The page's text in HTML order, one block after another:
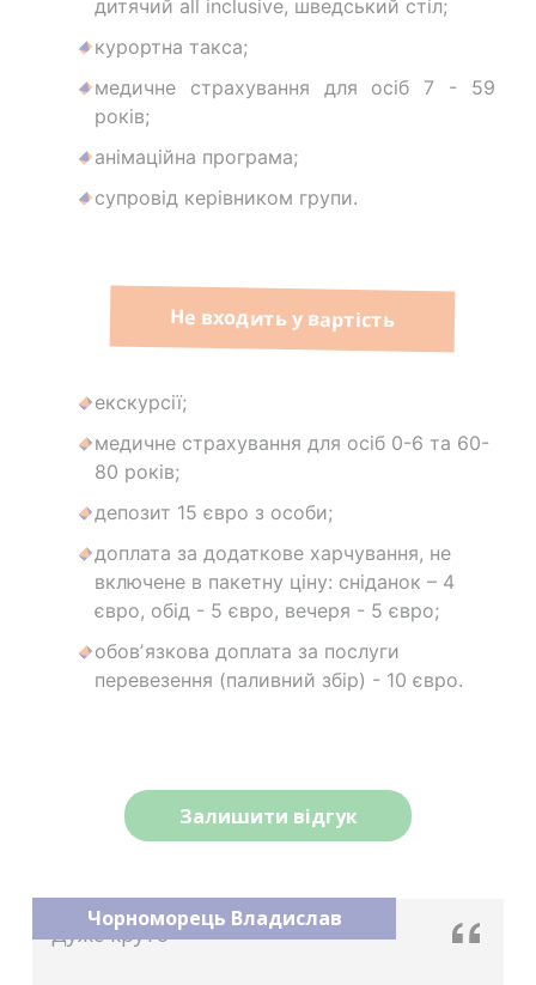
дитячий all inclusive, шведський стіл;
курортна такса;
медичне страхування для осіб 7 - 59
років;
анімаційна програма;
супровід керівником групи.
Не входить у вартість
екскурсії;
медичне страхування для осіб 0-6 та 60-
80 років;
депозит 15 євро з особи;
доплата за додаткове харчування, не
включене в пакетну ціну: сніданок – 4
євро, обід - 5 євро, вечеря - 5 євро;
обовʼязкова доплата за послуги
перевезення (паливний збір) - 10 євро.
Залишити відгук
Дуже круто
Чорноморець Владислав